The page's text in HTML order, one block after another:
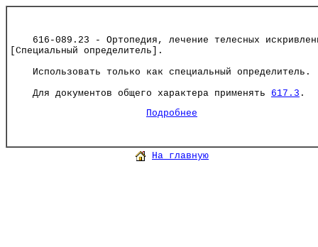
616-089.23 - Ортопедия, лечение телесных
[Специальный определитель].
Использовать только как специальный определитель.
Для документов общего характера применять 617.3 .
Подробнее
На главную